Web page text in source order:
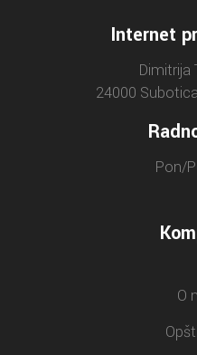
Internet
Dimitrija
24000
Pon/
O